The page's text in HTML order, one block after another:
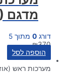
מדגם ER 815B (ENC)
דורג 0 מתוך 5
₪370
הוספה לסל
מערכות ראש